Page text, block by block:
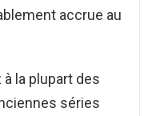
accrue au
la plupart des
séries